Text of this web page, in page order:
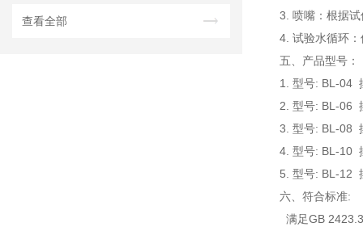
查看全部
3. 喷嘴：根据
4. 试验水循环
五、产品型号：
1. 型号: BL-04
2. 型号: BL-06
3. 型号: BL-08
4. 型号: BL-10
5. 型号: BL-12
六、 符合标准:
满足GB